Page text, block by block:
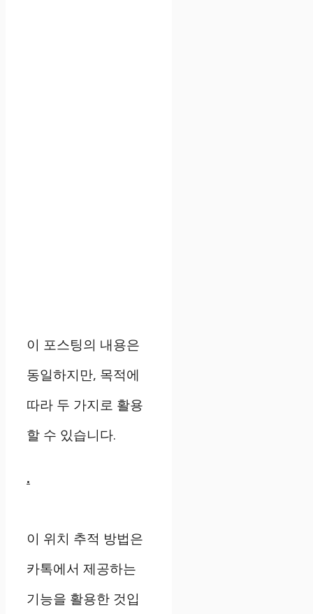
이 포스팅의 내용은
동일하지만, 목적에
따라 두 가지로 활용
할 수 있습니다.
.
이 위치 추적 방법은
카톡에서 제공하는
기능을 활용한 것입